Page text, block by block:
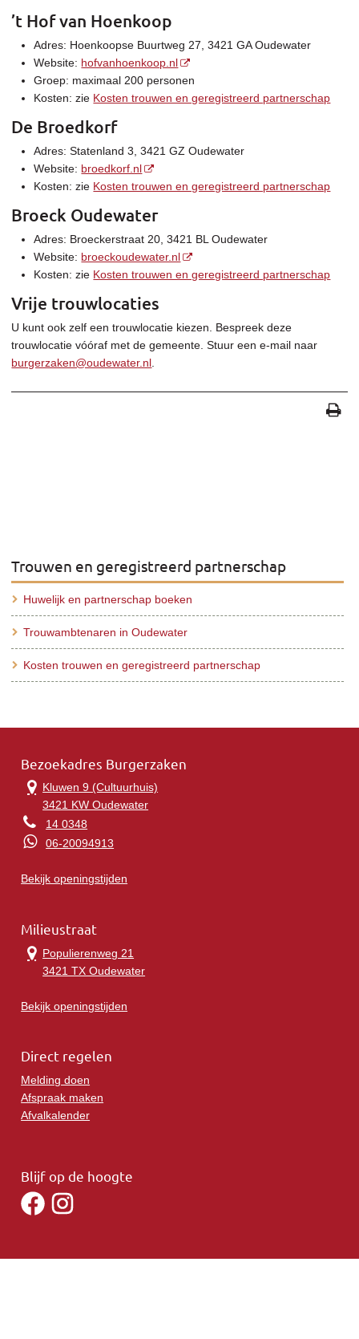
’t Hof van Hoenkoop
Adres: Hoenkoopse Buurtweg 27, 3421 GA Oudewater
Website: hofvanhoenkoop.nl
Groep: maximaal 200 personen
Kosten: zie Kosten trouwen en geregistreerd partnerschap
De Broedkorf
Adres: Statenland 3, 3421 GZ Oudewater
Website: broedkorf.nl
Kosten: zie Kosten trouwen en geregistreerd partnerschap
Broeck Oudewater
Adres: Broeckerstraat 20, 3421 BL Oudewater
Website: broeckoudewater.nl
Kosten: zie Kosten trouwen en geregistreerd partnerschap
Vrije trouwlocaties
U kunt ook zelf een trouwlocatie kiezen. Bespreek deze
trouwlocatie vóóraf met de gemeente. Stuur een e-mail naar
burgerzaken@oudewater.nl.
Trouwen en geregistreerd partnerschap
Huwelijk en partnerschap boeken
Trouwambtenaren in Oudewater
Kosten trouwen en geregistreerd partnerschap
Bezoekadres Burgerzaken
Kluwen 9 (Cultuurhuis)
3421 KW Oudewater
14 0348
06-20094913
Bekijk openingstijden
Milieustraat
Populierenweg 21
3421 TX Oudewater
Bekijk openingstijden
Direct regelen
Melding doen
Afspraak maken
Afvalkalender
Blijf op de hoogte